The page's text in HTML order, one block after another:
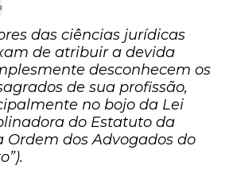
das ciências jurídicas
de atribuir a devida
desconhecem os
de sua profissão,
no bojo da Lei
do Estatuto da
Ordem dos Advogados do